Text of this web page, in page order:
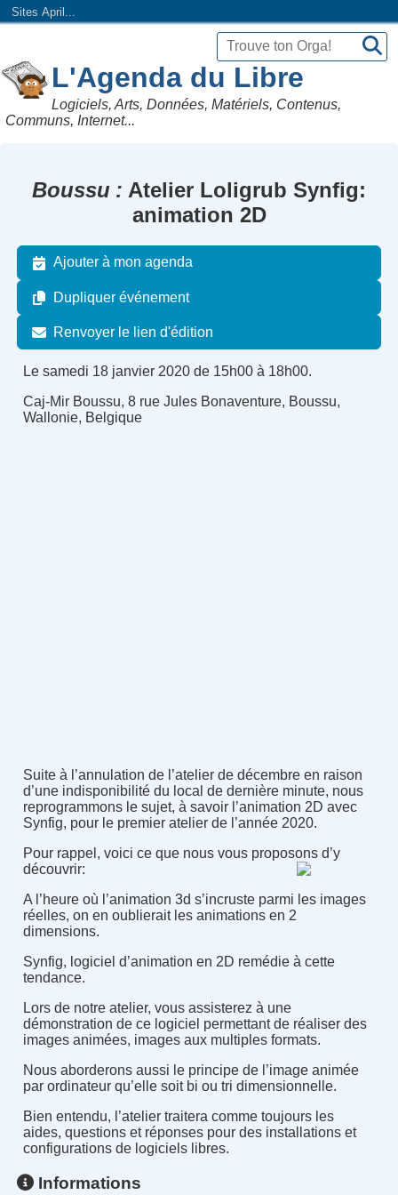
Sites April...
L'Agenda du Libre
Logiciels, Arts, Données, Matériels, Contenus,
Communs, Internet...
Boussu
Atelier Loligrub Synfig:
animation 2D
Ajouter à mon agenda
Dupliquer événement
Renvoyer le lien d'édition
Le samedi 18 janvier 2020 de 15h00 à 18h00.
Caj-Mir Boussu, 8 rue Jules Bonaventure, Boussu,
Wallonie, Belgique
Suite à l’annulation de l’atelier de décembre en raison
d’une indisponibilité du local de dernière minute, nous
reprogrammons le sujet, à savoir l’animation 2D avec
Synfig, pour le premier atelier de l’année 2020.
Pour rappel, voici ce que nous vous proposons d’y
découvrir:
A l’heure où l’animation 3d s’incruste parmi les images
réelles, on en oublierait les animations en 2
dimensions.
Synfig, logiciel d’animation en 2D remédie à cette
tendance.
Lors de notre atelier, vous assisterez à une
démonstration de ce logiciel permettant de réaliser des
images animées, images aux multiples formats.
Nous aborderons aussi le principe de l’image animée
par ordinateur qu’elle soit bi ou tri dimensionnelle.
Bien entendu, l’atelier traitera comme toujours les
aides, questions et réponses pour des installations et
configurations de logiciels libres.
Informations